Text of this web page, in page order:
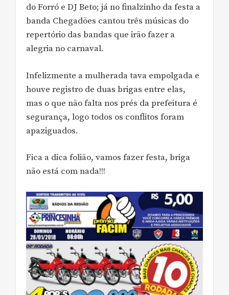
do Forró e DJ Beto; já no finalzinho da festa a
banda Chegadões cantou três músicas do
repertório das bandas que irão fazer a
alegria no carnaval.
Infelizmente a mulherada tava empolgada e
houve registro de duas brigas entre elas,
mas o que não falta nos prés da prefeitura é
segurança, logo todos os conflitos foram
apaziguados.
Fica a dica folião, vamos fazer festa, briga
não está com nada!!!